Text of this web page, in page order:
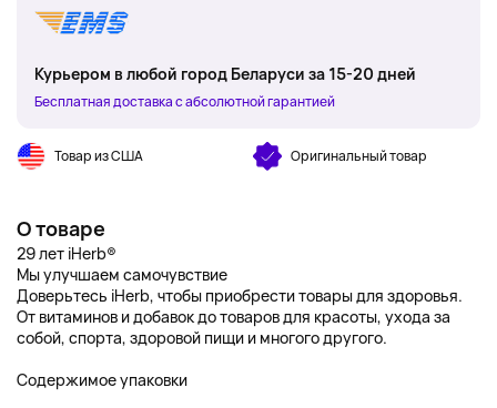
Курьером в любой город Беларуси за 15-20 дней
Бесплатная доставка с абсолютной гарантией
Товар из США Оригинальный товар
О товаре
29 лет iHerb®
Мы улучшаем самочувствие
Доверьтесь iHerb, чтобы приобрести товары для здоровья.
От витаминов и добавок до товаров для красоты, ухода за
собой, спорта, здоровой пищи и многого другого.
Содержимое упаковки